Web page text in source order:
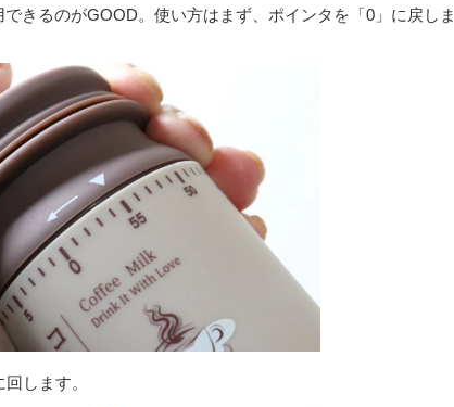
きるのがGOOD。使い方はまず、ポインタを「0」に戻しま
します。